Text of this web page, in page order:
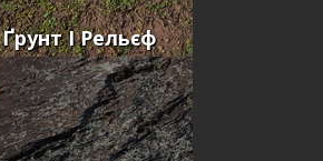
Ґрунт І Рельєф